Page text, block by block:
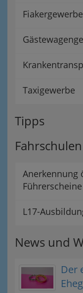
Fiakergewerbe
Taxigewerbe
Tipps
Fahrschulen
Anerkennung
L17-
News und
Der